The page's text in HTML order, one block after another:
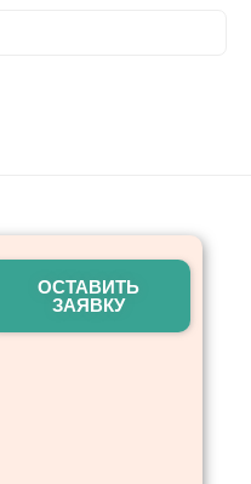
ОСТАВИТЬ
ЗАЯВКУ